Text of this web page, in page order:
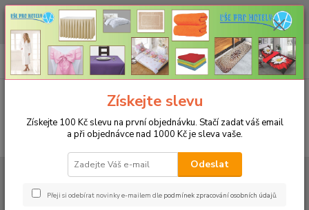
CHCETE NAKOUPIT VĚTŠÍ MNOŽSTVÍ NAŠICH PRODUKTŮ ZA LEPŠÍ
CENU? Klikněte ZDE
CZK
+420 773 794 023
Pondělí-pátek 9-16 hodin
0ks
za0 Kč
PROSTĚRADLA
Bavlněné prostěradla JERSEY s gumou - 45 barev
barva 27 tmavě fialová
Získejte slevu
Získejte 100 Kč slevu na první objednávku. Stačí zadat váš email
a při objednávce nad 1000 Kč je sleva vaše.
Odeslat
Přeji si odebírat novinky e-mailem dle podmínek zpracování osobních údajů.